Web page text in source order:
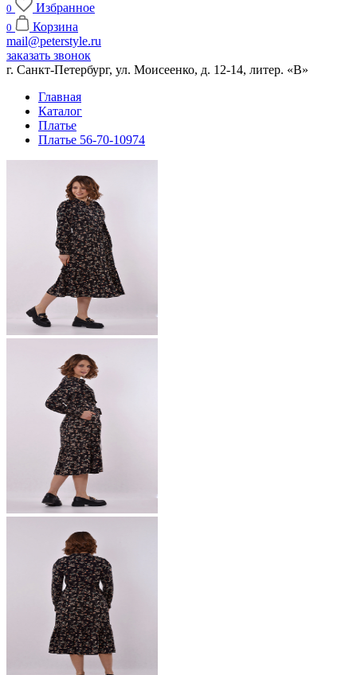
0 Избранное
0
Корзина
mail@peterstyle.ru
заказать звонок
г. Санкт-Петербург, ул. Моисеенко, д. 12-14, литер. «В»
Главная
Каталог
Платье
Платье 56-70-10974